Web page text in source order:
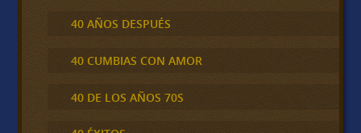
40 AÑOS DESPUÉS
40 CUMBIAS CON AMOR
40 DE LOS AÑOS 70S